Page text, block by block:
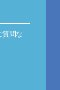
質問な